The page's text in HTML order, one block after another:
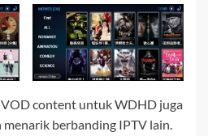
VOD content untuk WDHD juga
menarik berbanding IPTV lain.